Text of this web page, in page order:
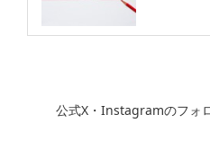
公式X・Instagramのフォ